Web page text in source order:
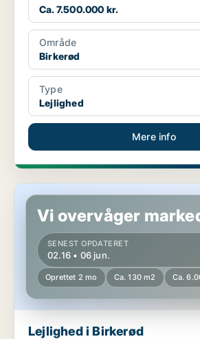
Ca. 7.500.000 kr.
Område
Birkerød
Type
Lejlighed
Mere info
Lejlighed i Birkerød
Vi overvåger
SENEST OPDATERET
02.16 • 06 jun.
Oprettet 2 mo Ca. 130 m2 Ca.
Lejlighed i Birkerød